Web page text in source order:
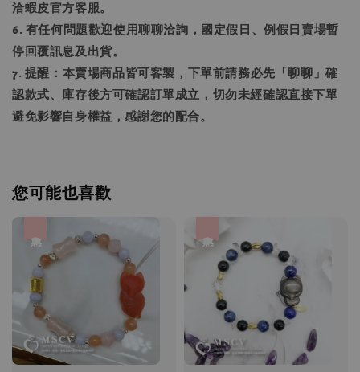
洽蝦皮官方客服。
6. 有任何問題歡迎使用聊聊洽詢，國定假日、例假日賣場暫
停回覆訊息及出貨。
7. 提醒：本賣場商品皆可客製，下單前請務必先「聊聊」確
認款式、庫存後方可確認訂單成立，切勿未經確認直接下單
避免影響自身權益，感謝您的配合。
您可能也喜歡